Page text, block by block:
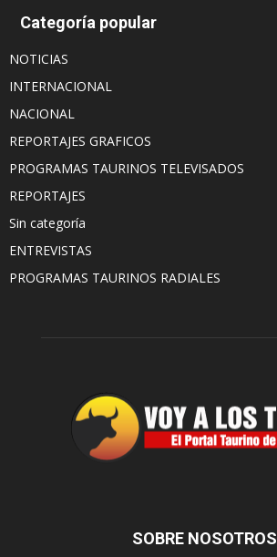
Categoría popular
NOTICIAS
INTERNACIONAL
NACIONAL
REPORTAJES GRAFICOS
PROGRAMAS TAURINOS TELEVISADOS
REPORTAJES
Sin categoría
ENTREVISTAS
PROGRAMAS TAURINOS RADIALES
SOBRE NOSOTROS